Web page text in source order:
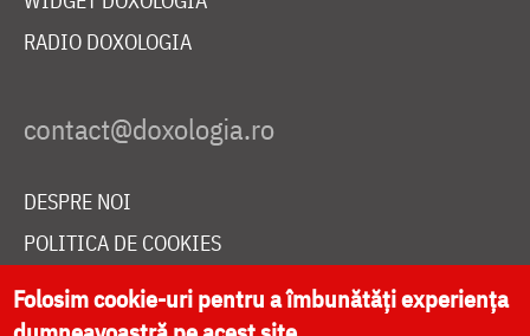
RADIO DOXOLOGIA
DESPRE NOI
POLITICA DE COOKIES
DONEAZĂ ONLINE PENTRU CATEDRALA NAȚIONALĂ
Folosim cookie-uri pentru a îmbunătăți experiența